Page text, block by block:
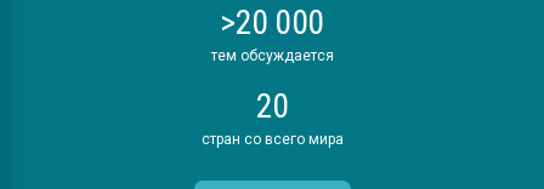
>20 000
тем обсуждается
20
стран со всего мира